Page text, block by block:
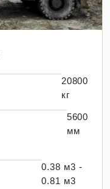
20800
кг
5600
мм
0.38 м3 -
0.81 м3